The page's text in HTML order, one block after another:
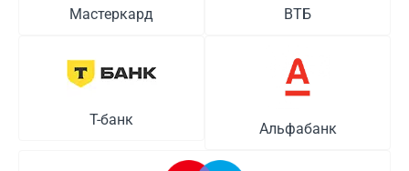
Мастеркард ВТБ
Т-банк
Альфабанк